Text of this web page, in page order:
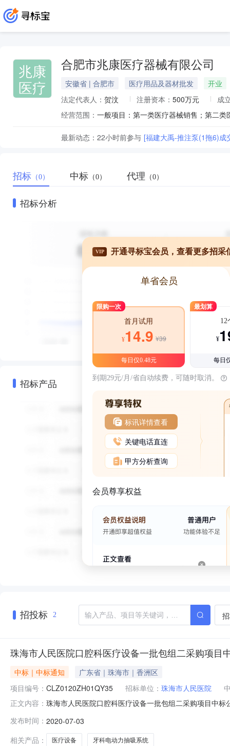
兆康
医疗
合肥市兆康医疗器械有限公司
安徽省 | 合肥市 医疗用品及器材批发
开业
法定代表人： 贺汶 注册资本： 500万元
成
经营范围：
最新动态： 22小时前参与 [福建大禹-推注泵(1拖6)成
招标 （0） 中标 （0） 代理 （0）
招标分析
招标产品
VIP 开通寻标宝会员，查看更多招采
单省会员
限购一次
首月试用
¥14.9 ¥39
每日仅0.48元
最划算
12
¥
每日
到期29元/月/省自动续费，可随时取消。
标讯详情查看
关键电话直连
甲方分析查询
会员尊享权益
招投标 2
珠海市人民医院口腔科医疗设备一批包组二采购项目
中标｜中标通知
广东省｜珠海市｜香洲区
项目编号： CLZ0120ZH01QY35 招标单位： 珠海市人民医院
正文内容： 珠海市人民医院口腔科医疗设备一批包组二采购项目中
远、李湘义、刘照永总中标金额￥176.500000万元（人
路7
发布时间： 2020-07-03
相关产品：
医疗设备 牙科电动力抽吸系统